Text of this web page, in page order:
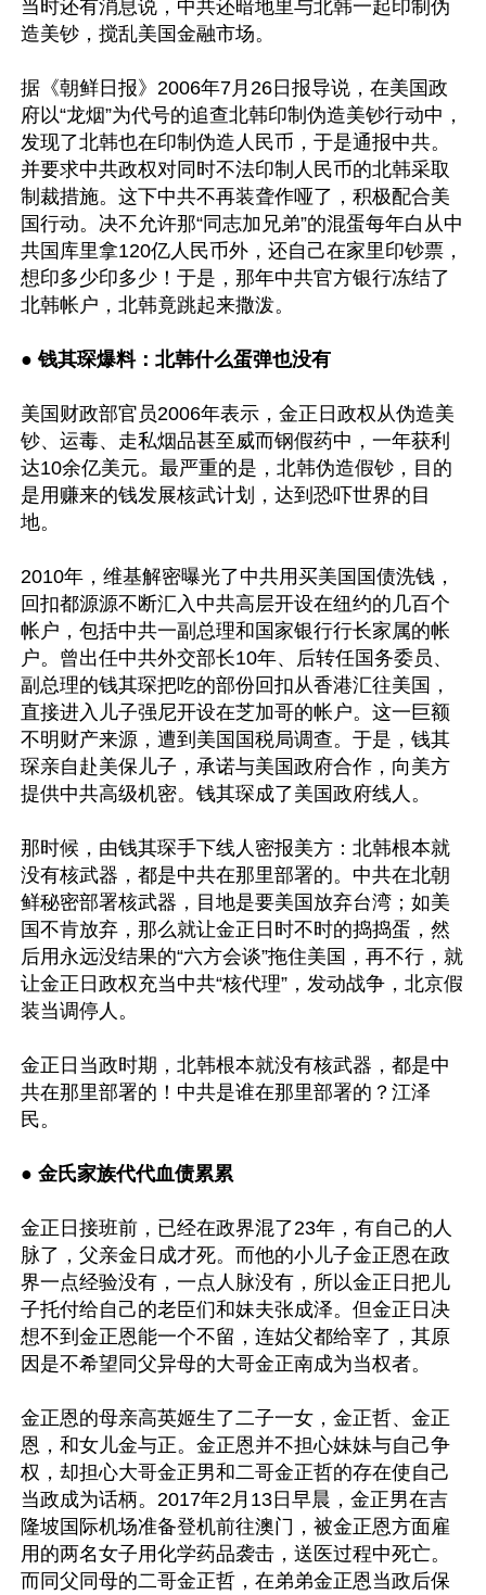
当时还有消息说，中共还暗地里与北韩一起印制伪
造美钞，搅乱美国金融市场。
据《朝鲜日报》2006年7月26日报导说，在美国政
府以“龙烟”为代号的追查北韩印制伪造美钞行动中，
发现了北韩也在印制伪造人民币，于是通报中共。
并要求中共政权对同时不法印制人民币的北韩采取
制裁措施。这下中共不再装聋作哑了，积极配合美
国行动。决不允许那“同志加兄弟”的混蛋每年白从中
共国库里拿120亿人民币外，还自己在家里印钞票，
想印多少印多少！于是，那年中共官方银行冻结了
北韩帐户，北韩竟跳起来撒泼。
● 钱其琛爆料：北韩什么蛋弹也没有
美国财政部官员2006年表示，金正日政权从伪造美
钞、运毒、走私烟品甚至威而钢假药中，一年获利
达10余亿美元。最严重的是，北韩伪造假钞，目的
是用赚来的钱发展核武计划，达到恐吓世界的目
地。
2010年，维基解密曝光了中共用买美国国债洗钱，
回扣都源源不断汇入中共高层开设在纽约的几百个
帐户，包括中共一副总理和国家银行行长家属的帐
户。曾出任中共外交部长10年、后转任国务委员、
副总理的钱其琛把吃的部份回扣从香港汇往美国，
直接进入儿子强尼开设在芝加哥的帐户。这一巨额
不明财产来源，遭到美国国税局调查。于是，钱其
琛亲自赴美保儿子，承诺与美国政府合作，向美方
提供中共高级机密。钱其琛成了美国政府线人。
那时候，由钱其琛手下线人密报美方：北韩根本就
没有核武器，都是中共在那里部署的。中共在北朝
鲜秘密部署核武器，目地是要美国放弃台湾；如美
国不肯放弃，那么就让金正日时不时的捣捣蛋，然
后用永远没结果的“六方会谈”拖住美国，再不行，就
让金正日政权充当中共“核代理”，发动战争，北京假
装当调停人。
金正日当政时期，北韩根本就没有核武器，都是中
共在那里部署的！中共是谁在那里部署的？江泽
民。
● 金氏家族代代血债累累
金正日接班前，已经在政界混了23年，有自己的人
脉了，父亲金日成才死。而他的小儿子金正恩在政
界一点经验没有，一点人脉没有，所以金正日把儿
子托付给自己的老臣们和妹夫张成泽。但金正日决
想不到金正恩能一个不留，连姑父都给宰了，其原
因是不希望同父异母的大哥金正南成为当权者。
金正恩的母亲高英姬生了二子一女，金正哲、金正
恩，和女儿金与正。金正恩并不担心妹妹与自己争
权，却担心大哥金正男和二哥金正哲的存在使自己
当政成为话柄。2017年2月13日早晨，金正男在吉
隆坡国际机场准备登机前往澳门，被金正恩方面雇
用的两名女子用化学药品袭击，送医过程中死亡。
而同父同母的二哥金正哲，在弟弟金正恩当政后保